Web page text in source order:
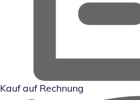
Kauf auf Rechnung